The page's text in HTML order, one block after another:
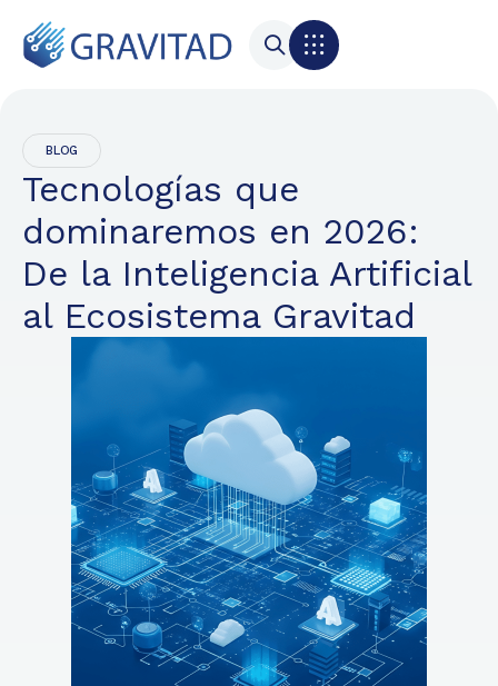
BLOG
Tecnologías que
dominaremos en 2026:
De la Inteligencia Artificial
al Ecosistema Gravitad